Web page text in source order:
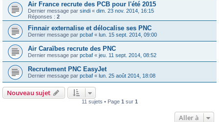
Air France recrute des PCB pour l'été 2015
Dernier message par sindi « dim. 23 nov. 2014, 16:15
Réponses : 2
Finnair externalise et délocalise ses PNC
Dernier message par pcbaf « lun. 15 sept. 2014, 09:00
Air Caraïbes recrute des PNC
Dernier message par pcbaf « jeu. 11 sept. 2014, 08:52
Recrutement PNC EasyJet
Dernier message par pcbaf « lun. 25 août 2014, 18:08
Nouveau sujet
11 sujets • Page 1 sur 1
Aller à